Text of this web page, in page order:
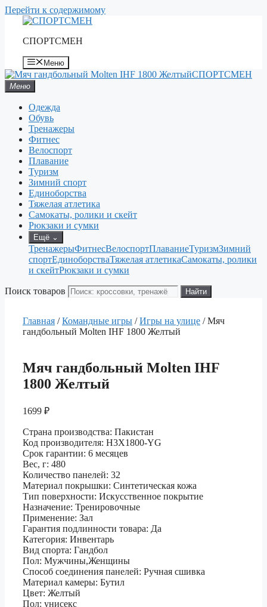
Перейти к содержимому
СПОРТСМЕН
Меню
СПОРТСМЕН
Меню
Одежда
Обувь
Тренажеры
Фитнес
Велоспорт
Плавание
Туризм
Зимний спорт
Единоборства
Тяжелая атлетика
Самокаты, ролики и скейт
Рюкзаки и сумки
Ещё ⌄
ТренажерыФитнесВелоспортПлаваниеТуризмЗимний
спортЕдиноборстваТяжелая атлетикаСамокаты, ролики
и скейтРюкзаки и сумки
Поиск товаров Найти
Главная /Командные игры /Игры на улице / Мяч
гандбольный Molten IHF 1800 Желтый
Мяч гандбольный Molten IHF
1800 Желтый
1699 ₽
Страна производства: Пакистан
Код производителя: H3X1800-YG
Срок гарантии: 6 месяцев
Вес, г: 480
Количество панелей: 32
Материал покрышки: Синтетическая кожа
Тип поверхности: Искусственное покрытие
Назначение: Тренировочные
Применение: Зал
Гарантия подлинности товара: Да
Категория: Инвентарь
Вид спорта: Гандбол
Пол: Мужчины,Женщины
Способ соединения панелей: Ручная сшивка
Материал камеры: Бутил
Цвет: Желтый
Пол: унисекс